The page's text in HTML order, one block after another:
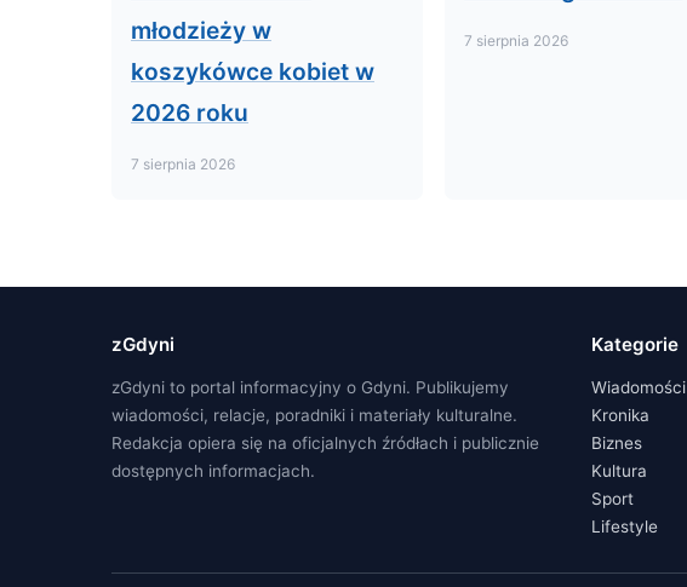
młodzieży w
koszykówce kobiet w
2026 roku
7 sierpnia 2026
7 sierpnia 2026
zGdyni
zGdyni to portal informacyjny o Gdyni. Publikujemy
wiadomości, relacje, poradniki i materiały kulturalne.
Redakcja opiera się na oficjalnych źródłach i publicznie
dostępnych informacjach.
Kategorie
Wiadomości
Kronika
Biznes
Kultura
Sport
Lifestyle